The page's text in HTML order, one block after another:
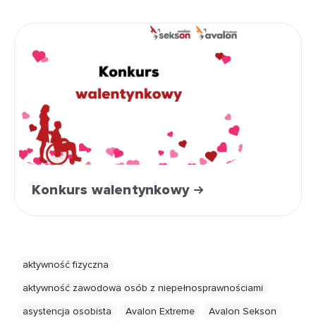
Konkurs walentynkowy
aktywność fizyczna
aktywność zawodowa osób z niepełnosprawnościami
asystencja osobista
Avalon Extreme
Avalon Sekson